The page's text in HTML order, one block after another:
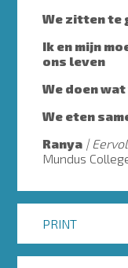
We zitten te
Ik en mijn
ons leven
We doen
We eten
Ranya
Mundus
PRINT